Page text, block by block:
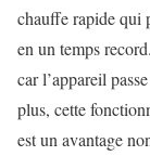
chauffe rapide qui
en un temps
car l’appareil
plus, cette
est un avantage